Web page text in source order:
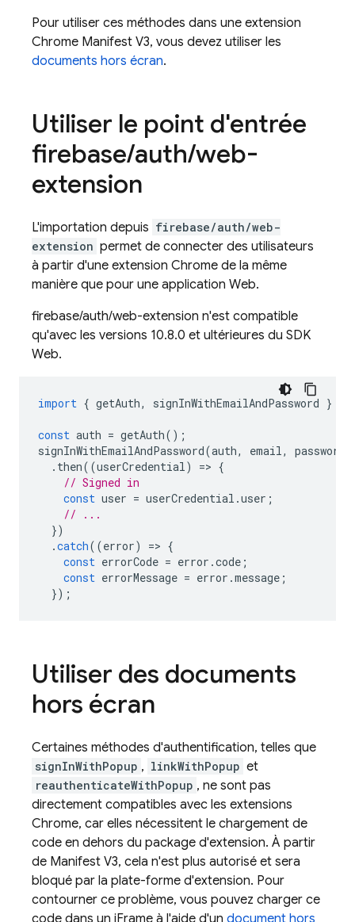
Pour utiliser ces méthodes dans une extension
Chrome Manifest V3, vous devez utiliser les
documents hors écran.
Utiliser le point d'entrée
firebase/auth/web-
extension
L'importation depuis firebase/auth/web-
extension permet de connecter des utilisateurs
à partir d'une extension Chrome de la même
manière que pour une application Web.
firebase/auth/web-extension n'est compatible
qu'avec les versions 10.8.0 et ultérieures du SDK
Web.
import { getAuth, signInWithEmailAndPassword }
const auth = getAuth();
signInWithEmailAndPassword(auth, email, password
. then((userCredential) => {
// Signed in
const user = userCredential .user ;
// ...
})
.catch((error) => {
const errorCode = error .code ;
const errorMessage = error .message ;
});
Utiliser des documents
hors écran
Certaines méthodes d'authentification, telles que
signInWithPopup , linkWithPopup et
reauthenticateWithPopup , ne sont pas
directement compatibles avec les extensions
Chrome, car elles nécessitent le chargement de
code en dehors du package d'extension. À partir
de Manifest V3, cela n'est plus autorisé et sera
bloqué par la plate-forme d'extension. Pour
contourner ce problème, vous pouvez charger ce
code dans un iFrame à l'aide d'un document hors